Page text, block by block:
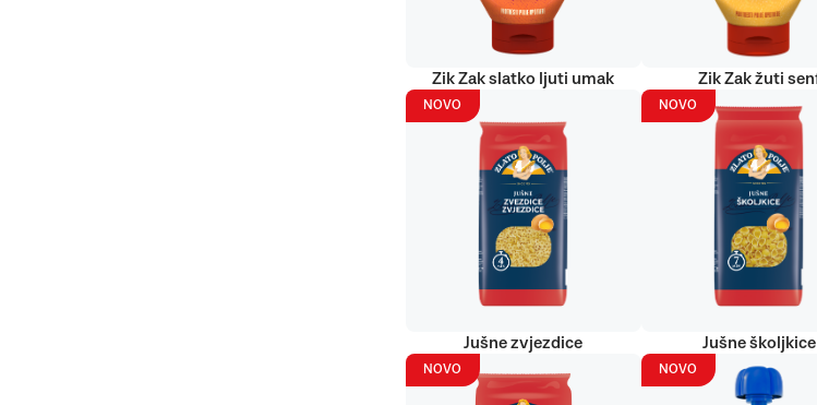
Zik Zak slatko ljuti umak Zik Zak žuti
NOVO
Jušne zvjezdice
NOVO
Jušne školjkice
NOVO NOVO